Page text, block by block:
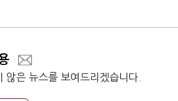
않은 뉴스를 보여드리겠습니다.